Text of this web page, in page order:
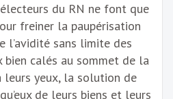
du RN ne font que
freiner la paupérisation
sans limite des
bien calés au sommet de la
leurs yeux, la solution de
de leurs biens et leurs